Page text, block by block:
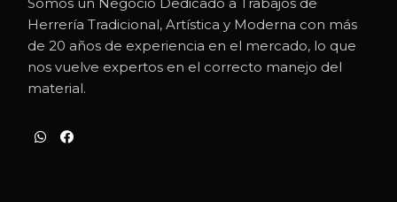
Herrería Tradicional, Artística y Moderna con más
de 20 años de experiencia en el mercado, lo que
nos vuelve expertos en el correcto manejo del
material.